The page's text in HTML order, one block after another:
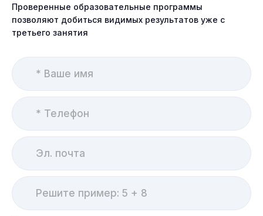
Проверенные образовательные программы
позволяют добиться видимых результатов уже с
третьего занятия